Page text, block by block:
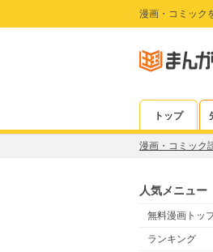
漫画・コミック
トップ
漫画・コミック
人気メニュー
無料漫画トッ
ランキング